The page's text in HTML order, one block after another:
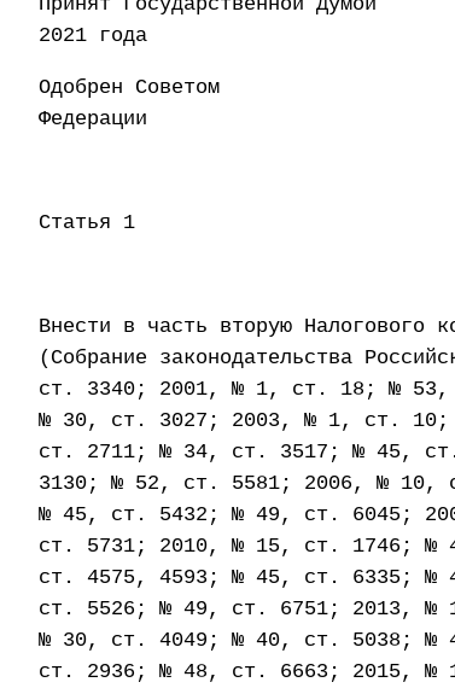
2021 года
Одобрен Советом
Федерации 23
Статья 1
Внести в часть вторую Налогового
(Собрание законодательства
ст. 3340; 2001, № 1, ст. 18; №
№ 30, ст. 3027; 2003, № 1, ст.
ст. 2711; № 34, ст. 3517; № 45,
3130; № 52, ст. 5581; 2006, № 10,
№ 45, ст. 5432; № 49, ст. 6045;
ст. 5731; 2010, № 15, ст. 1746; №
ст. 4575, 4593; № 45, ст. 6335; №
ст. 5526; № 49, ст. 6751; 2013, №
№ 30, ст. 4049; № 40, ст. 5038; №
ст. 2936; № 48, ст. 6663; 2015,